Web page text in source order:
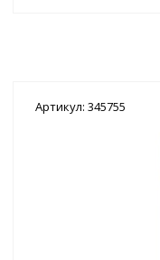
Артикул: 345755